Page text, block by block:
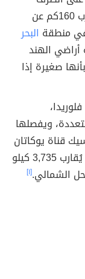
الشمالي للبحر الكاريبي، وهي تبعد ما يُقارب 160كم عن
في منطقة البحر
الهند
صغيرة إذا
ويفصلها
قناة يوكاتان
وخليج المكسيك، ويبلغ طول ساحل كوبا ما يُقارب 3,735 كيلو
الشمالي.[١]